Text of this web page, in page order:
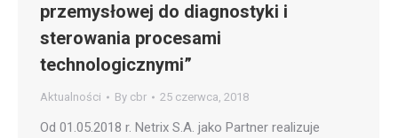
przemysłowej do diagnostyki i
sterowania procesami
technologicznymi”
Aktualności By cbr 25 czerwca, 2018
Od 01.05.2018 r. Netrix S.A. jako Partner realizuje